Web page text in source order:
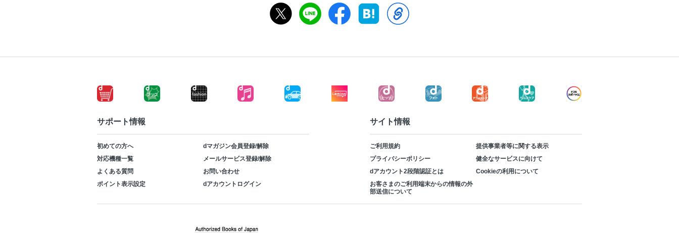
サポート情報
初めての方へ
dマガジン会員登録/解除
対応機種一覧
メールサービス登録/解除
よくある質問
お問い合わせ
ポイント表示設定
dアカウントログイン
サイト情報
ご利用規約
提供事業者等に関する表示
プライバシーポリシー
健全なサービスに向けて
dアカウント2段階認証とは
Cookieの利用について
お客さまのご利用端末からの情報の外
部送信について